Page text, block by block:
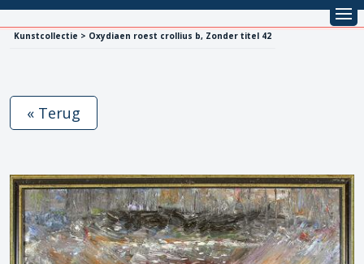
Kunstcollectie > Oxydiaen roest crollius b, Zonder titel 42
« Terug